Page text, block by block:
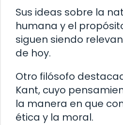
Sus ideas sobre la
humana y el
siguen siendo
de hoy.
Otro filósofo
Kant, cuyo
la manera en que
ética y la moral.